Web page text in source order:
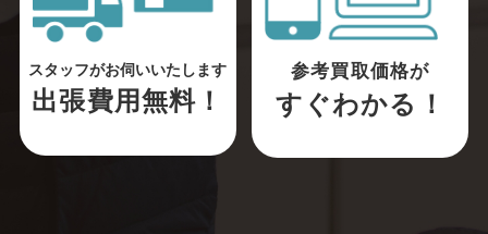
スタッフがお伺いいたします
出張費用無料！
参考買取価格が
すぐわかる！